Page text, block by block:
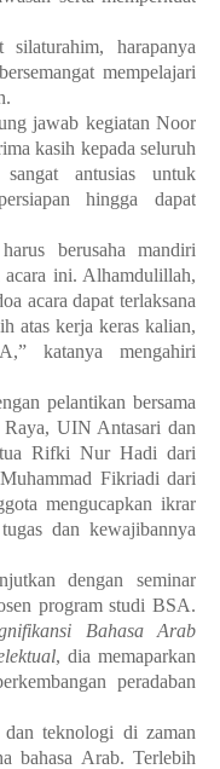
silaturahim, harapanya
mempelajari
jawab kegiatan Noor
kasih kepada seluruh
antusias untuk
hingga dapat
berusaha mandiri
acara ini. Alhamdulillah,
acara dapat terlaksana
atas kerja keras kalian,
katanya mengahiri
pelantikan bersama
UIN Antasari dan
Rifki Nur Hadi dari
Fikriadi dari
mengucapkan ikrar
dan kewajibannya
dengan seminar
program studi BSA.
Bahasa Arab
, dia memaparkan
peradaban
teknologi di zaman
bahasa Arab. Terlebih